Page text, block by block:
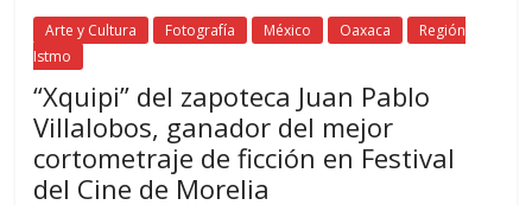
Arte y Cultura Fotografía México Oaxaca
Región
Istmo
“Xquipi” del zapoteca Juan Pablo
Villalobos, ganador del mejor
cortometraje de ficción en Festival
del Cine de Morelia